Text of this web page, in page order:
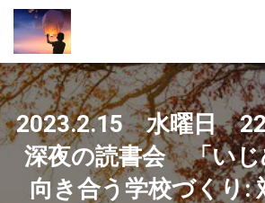
2023.2.15 水曜日 22
深夜の読書会 「いじ
向き合う学校づくり: